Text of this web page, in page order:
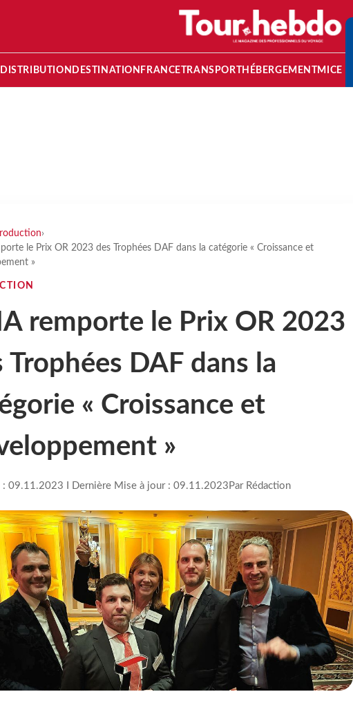
DISTRIBUTION DESTINATION FRANCETRANSPORT HÉBERGEMENTMICE
›
le Prix OR 2023 des Trophées DAF dans la catégorie « Croissance et
»
remporte le Prix OR 2023
Trophées DAF dans la
« Croissance et
»
: 09.11.2023 I Dernière Mise à jour : 09.11.2023 Par Rédaction